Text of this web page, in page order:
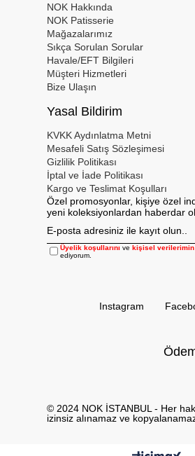
NOK Hakkında
NOK Patisserie
Mağazalarımız
Sıkça Sorulan Sorular
Havale/EFT Bilgileri
Müşteri Hizmetleri
Bize Ulaşın
Yasal Bildirim
KVKK Aydınlatma Metni
Mesafeli Satış Sözleşimesi
Gizlilik Politikası
İptal ve İade Politikası
Kargo ve Teslimat Koşulları
Özel promosyonlar, kişiye özel
yeni koleksiyonlardan haberdar
Üyelik koşullarını vekişisel verilerimin
ediyorum.
Instagram
© 2024 NOK İSTANBUL - Her
izinsiz alınamaz ve